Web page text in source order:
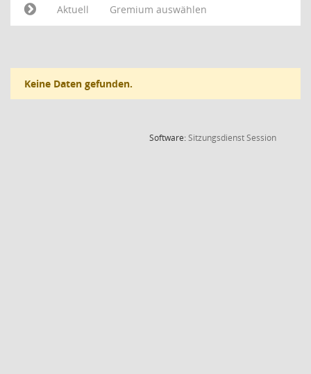
Aktuell
Gremium auswählen
Keine Daten gefunden.
Software:SitzungsdienstSession(Wird in